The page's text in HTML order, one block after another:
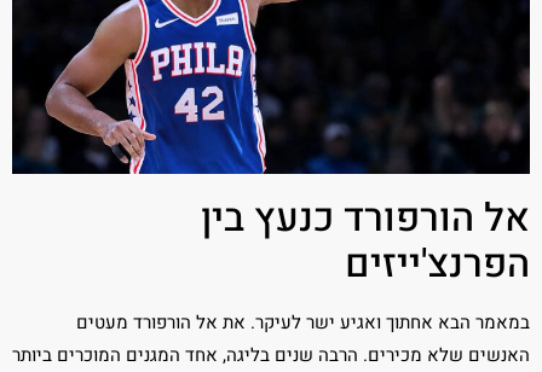
אל הורפורד כנעץ בין
הפרנצ'ייזים
במאמר הבא אחתוך ואגיע ישר לעיקר. את אל הורפורד מעטים
האנשים שלא מכירים. הרבה שנים בליגה, אחד המגנים המוכרים ביותר